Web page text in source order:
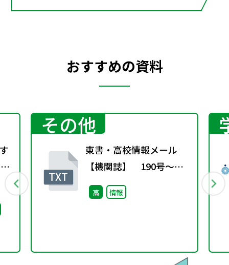
おすすめの資料
その他
東書・高校情報メール
【機関誌】 190号～ス
マホの充電システム～
高 情報